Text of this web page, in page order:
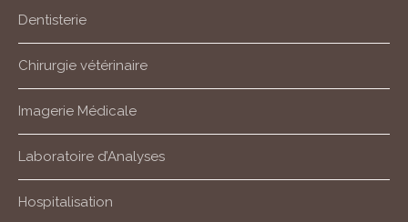
Dentisterie
Chirurgie vétérinaire
Imagerie Médicale
Laboratoire d’Analyses
Hospitalisation